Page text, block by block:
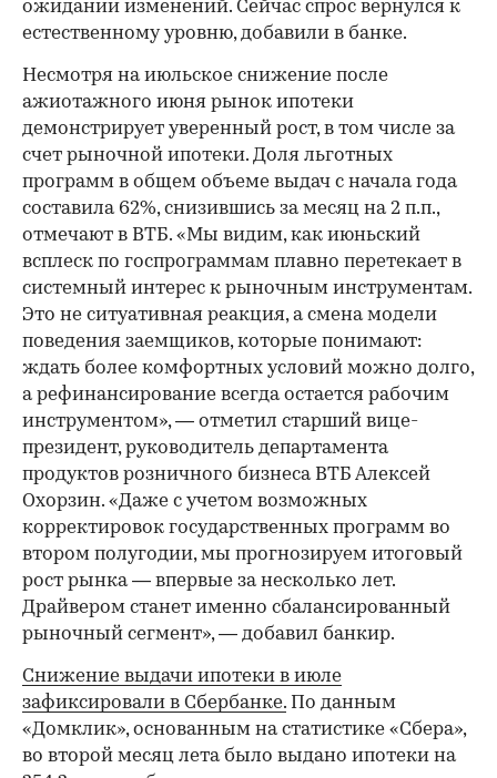
ожидании изменений. Сейчас спрос вернулся к
естественному уровню, добавили в банке.
Несмотря на июльское снижение после
ажиотажного июня рынок ипотеки
демонстрирует уверенный рост, в том числе за
счет рыночной ипотеки. Доля льготных
программ в общем объеме выдач с начала года
составила 62%, снизившись за месяц на 2 п.п.,
отмечают в ВТБ. «Мы видим, как июньский
всплеск по госпрограммам плавно перетекает в
системный интерес к рыночным инструментам.
Это не ситуативная реакция, а смена модели
поведения заемщиков, которые понимают:
ждать более комфортных условий можно долго,
а рефинансирование всегда остается рабочим
инструментом», — отметил старший вице-
президент, руководитель департамента
продуктов розничного бизнеса ВТБ Алексей
Охорзин. «Даже с учетом возможных
корректировок государственных программ во
втором полугодии, мы прогнозируем итоговый
рост рынка — впервые за несколько лет.
Драйвером станет именно сбалансированный
рыночный сегмент», — добавил банкир.
Снижение выдачи ипотеки в июле
зафиксировали в Сбербанке. По данным
«Домклик», основанным на статистике «Сбера»,
во второй месяц лета было выдано ипотеки на